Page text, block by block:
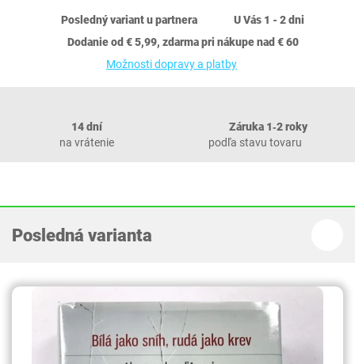
Posledný variant u partnera
U Vás 1 - 2 dni
Dodanie od € 5,99, zdarma pri nákupe nad € 60
Možnosti dopravy a platby
14 dní
na vrátenie
Záruka 1‐2 roky
podľa stavu tovaru
Posledná varianta